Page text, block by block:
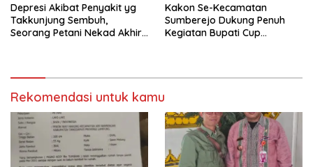
Depresi Akibat Penyakit yg
Takkunjung Sembuh,
Seorang Petani Nekad Akhiri
Kakon Se-Kecamatan
Sumberejo Dukung Penuh
Kegiatan Bupati Cup
Rekomendasi untuk kamu